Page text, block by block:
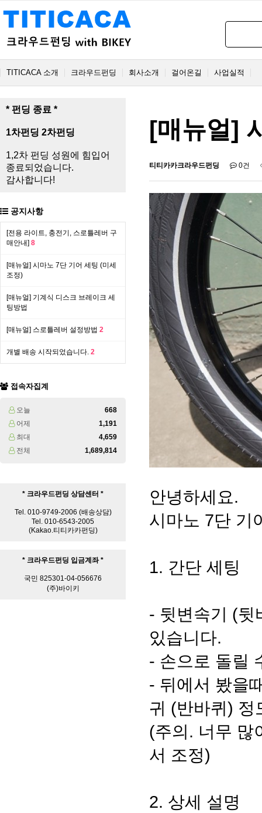
TITICACA 소개 크라우드펀딩 회사소개 걸어온길 사업실적
* 펀딩 종료 *
1차펀딩 2차펀딩
1,2차 펀딩 성원에 힘입어
종료되었습니다.
감사합니다!
공지사항
[전용 라이트, 충전기, 스로틀레버 구
매안내] 8
[매뉴얼] 시마노 7단 기어 세팅 (미세
조정)
[매뉴얼] 기계식 디스크 브레이크 세
팅방법
[매뉴얼] 스로틀레버 설정방법 2
개별 배송 시작되었습니다. 2
접속자집계
오늘
668
어제
1,191
최대
4,659
전체
1,689,814
* 크라우드펀딩 상담센터 *
Tel. 010-9749-2006 (배송상담)
Tel. 010-6543-2005
(Kakao.티티카카펀딩)
* 크라우드펀딩 입금계좌 *
국민 825301-04-056676
(주)바이키
[매뉴얼]
티티카카크라우드펀딩 0건
안녕하세요.
시마노 7단 기
1. 간단 세팅
- 뒷변속기 (뒷
있습니다.
- 손으로 돌릴
- 뒤에서 봤을
귀 (반바퀴) 정
(주의. 너무 많
서 조정)
2. 상세 설명